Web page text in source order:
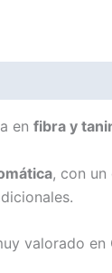
en fibra y
, con
valorado